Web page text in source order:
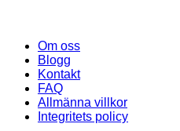
Om oss
Blogg
Kontakt
FAQ
Allmänna villkor
Integritets policy